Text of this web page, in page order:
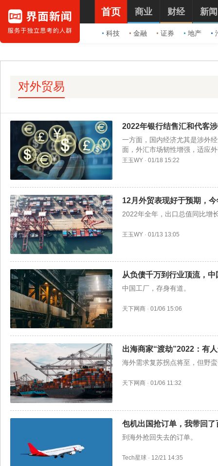
首页
科技 金融 证券 地产
商业 财经 新闻
对外贸易
2022年银行结售汇和代客
一方面，国内经济尤其是涉外
面，外汇市场韧性增强，适应
王玉WY · 01/18 15:22
12月外贸表现好于预期，
2022年全年，出口总值同比增
王玉WY · 01/13 13:05
从负债千万到行业顶流，
中国工厂，存身有道。
天下网商 · 01/06 15:06
出海商家“渡劫”2022：有
海外需求复苏拐点将至，但野
天下网商 · 01/06 11:32
包机出国抢订单，我带回了
到海外抢回失去的订单。
Tech星球 · 12/21 14:35